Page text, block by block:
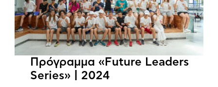
Πρόγραμμα «Future Leaders
Series» | 2024